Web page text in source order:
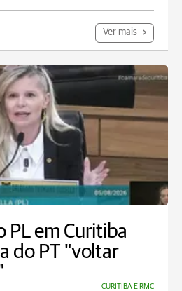
Ver mais
PL em Curitiba
do PT "voltar
CURITIBA E RMC